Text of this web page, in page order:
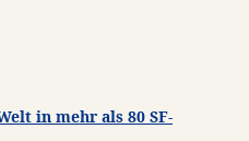
in mehr als 80 SF-